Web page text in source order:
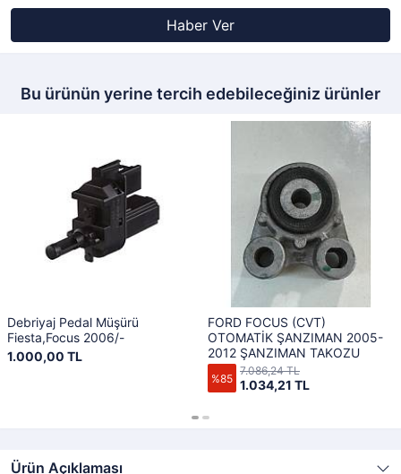
Haber Ver
Bu ürünün yerine tercih edebileceğiniz ürünler
Debriyaj Pedal Müşürü
Fiesta,Focus 2006/-
1.000,00 TL
FORD FOCUS (CVT)
OTOMATİK ŞANZIMAN 2005-
2012 ŞANZIMAN TAKOZU
%85 1.034,21 TL
7.086,24 TL
Ürün Açıklaması